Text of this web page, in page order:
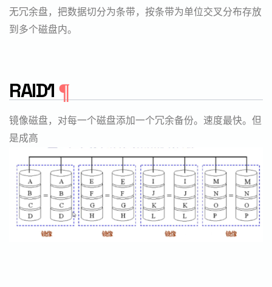
无冗余盘，把数据切分为条带，按条带为单位交叉分布存放
到多个磁盘内。
RAID1
镜像磁盘，对每一个磁盘添加一个冗余备份。速度最快。但
是成高